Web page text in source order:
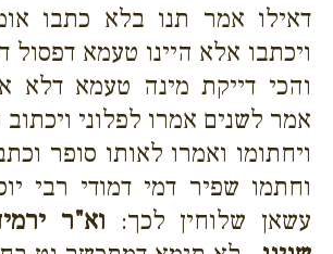
דאילו אמר תנו בלא כתבו
ויכתבו אלא היינו טעמא
והכי דייקת מינה טעמא דלא
אמר לשנים אמרו לפלוני ויכתוב
ויחתומו ואמרו לאותו סופר
וחתמו שפיר דמי דמודי רבי
עשאן שלוחין לכך: וא"ר